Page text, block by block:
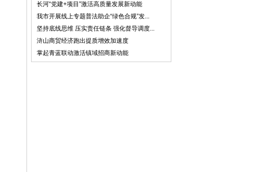
长河“党建+项目”激活高质量发展新动能
我市开展线上专题普法助企“绿色合规”发...
坚持底线思维 压实责任链条 强化督导调度...
浒山商贸经济跑出提质增效加速度
掌起青蓝联动激活镇域招商新动能